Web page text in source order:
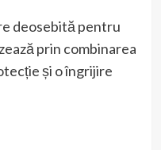
deosebită pentru
prin combinarea
și o îngrijire